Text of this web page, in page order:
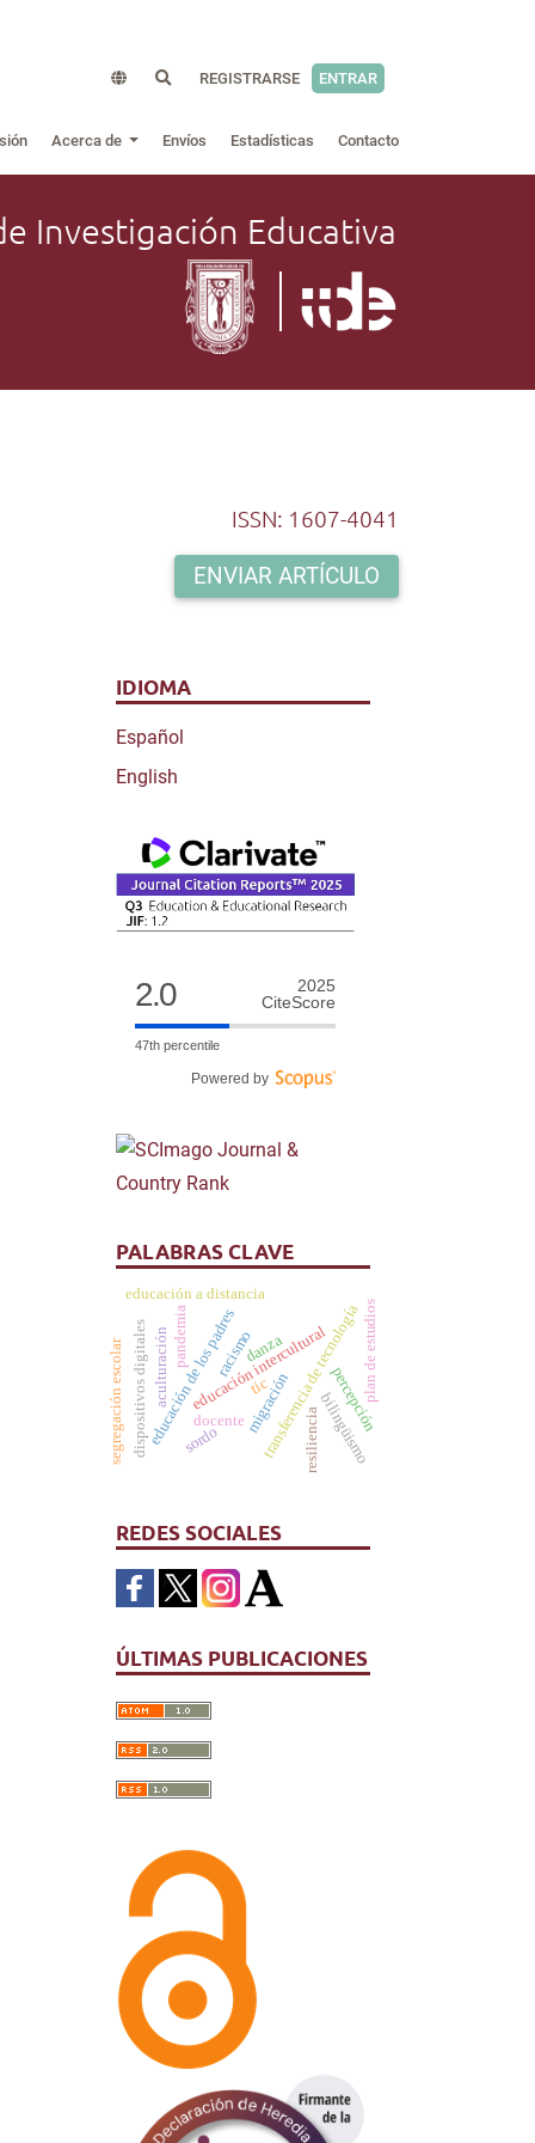
REGISTRARSE ENTRAR
Acerca de Envíos Estadísticas Contacto
Investigación Educativa
ISSN: 1607-4041
ENVIAR ARTÍCULO
IDIOMA
Español
English
2.0
2025
CiteScore
47th percentile
Powered by
PALABRAS CLAVE
educación de los padres tictransferencia de tecnología
migración
educación intercultural
aculturación racismo
educación a distancia
percepción
dispositivos digitales docente
sordo bilingüismo
danza
segregación escolar
pandemia plan de estudios
resiliencia
REDES SOCIALES
ÚLTIMAS PUBLICACIONES